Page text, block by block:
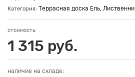
Категория: Террасная доска Ель,
стоимость:
1 315 руб.
наличие на складе: